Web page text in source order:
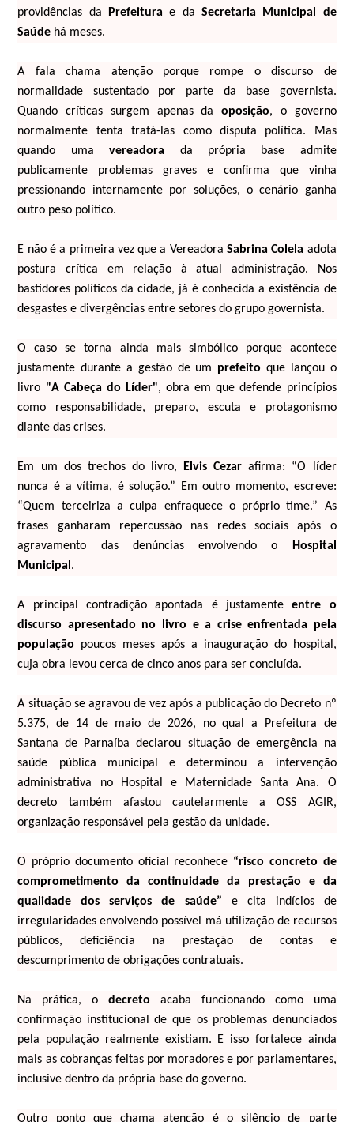
providências da
Prefeitura e da Secretaria Municipal de
Saúde há meses.
A fala chama atenção porque rompe o discurso de
normalidade sustentado por parte da base governista.
Quando críticas surgem apenas daoposição, o governo
normalmente tenta tratá-las como disputa política. Mas
quando umavereadora da própria base admite
publicamente problemas graves e confirma que vinha
pressionando internamente por soluções, o cenário ganha
outro peso político.
E não é a primeira vez que a VereadoraSabrina Colela adota
postura crítica em relação à atual administração. Nos
bastidores políticos da cidade, já é conhecida a existência de
desgastes e divergências entre setores do grupo governista.
O caso se torna ainda mais simbólico porque acontece
justamente durante a gestão de um prefeitoque lançou o
livro "A Cabeça do Líder", obra em que defende princípios
como responsabilidade, preparo, escuta e protagonismo
diante das crises.
Em um dos trechos do livro, Elvis Cezar afirma: “O líder
nunca é a vítima, é solução.” Em outro momento, escreve:
“Quem terceiriza a culpa enfraquece o próprio time.” As
frases ganharam repercussão nas redes sociais após o
agravamento das denúncias envolvendo o
Hospital
Municipal .
A principal contradição apontada é justamenteentre o
discurso apresentado no livro e a crise enfrentada pela
população poucos meses após a inauguração do hospital,
cuja obra levou cerca de cinco anos para ser concluída.
A situação se agravou de vez após a publicação do Decreto nº
5.375, de 14 de maio de 2026, no qual a Prefeitura de
Santana de Parnaíba declarou situação de emergência na
saúde pública municipal e determinou a intervenção
administrativa no Hospital e Maternidade Santa Ana. O
decreto também afastou cautelarmente a OSS AGIR,
organização responsável pela gestão da unidade.
O próprio documento oficial reconhece “risco concreto de
comprometimento da continuidade da prestação e da
qualidade dos serviços de saúde” e cita indícios de
irregularidades envolvendo possível má utilização de recursos
públicos, deficiência na prestação de contas e
descumprimento de obrigações contratuais.
Na prática, odecreto acaba funcionando como uma
confirmação institucional de que os problemas denunciados
pela população realmente existiam. E isso fortalece ainda
mais as cobranças feitas por moradores e por parlamentares,
inclusive dentro da própria base do governo.
Outro ponto que chama atenção é o silêncio de parte